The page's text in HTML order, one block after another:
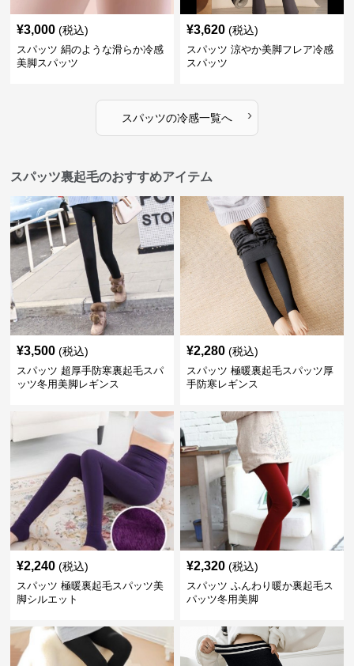
¥3,000 (税込)
スパッツ 絹のような滑らか冷感
美脚スパッツ
¥3,620 (税込)
スパッツ 涼やか美脚フレア冷感
スパッツ
スパッツの冷感一覧へ ›
スパッツ裏起毛のおすすめアイテム
¥3,500 (税込)
スパッツ 超厚手防寒裏起毛スパ
ッツ冬用美脚レギンス
¥2,280 (税込)
スパッツ 極暖裏起毛スパッツ厚
手防寒レギンス
¥2,240 (税込)
スパッツ 極暖裏起毛スパッツ美
脚シルエット
¥2,320 (税込)
スパッツ ふんわり暖か裏起毛ス
パッツ冬用美脚